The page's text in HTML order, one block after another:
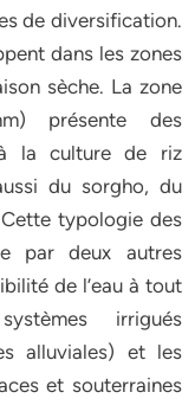
de diversification.
dans les zones
sèche. La zone
présente des
à la culture de riz
du sorgho, du
typologie des
par deux autres
de l’eau à tout
irrigués
alluviales) et les
et souterraines